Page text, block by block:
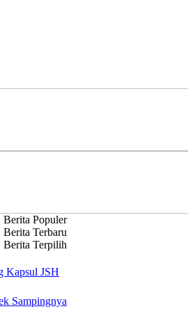
Berita Populer
Berita Terbaru
Berita Terpilih
Kapsul JSH
Sampingnya